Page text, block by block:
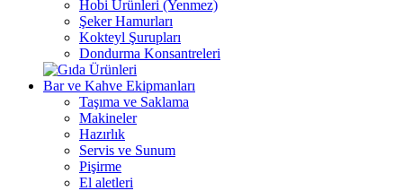
Hobi Ürünleri (Yenmez)
Şeker Hamurları
Kokteyl Şurupları
Dondurma Konsantreleri
Bar ve Kahve Ekipmanları
Taşıma ve Saklama
Makineler
Hazırlık
Servis ve Sunum
Pişirme
El aletleri